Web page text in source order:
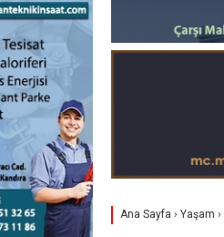
Ana Sayfa › Yaşam ›